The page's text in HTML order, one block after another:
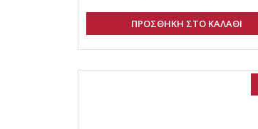
ΠΡΟΣΘΗΚΗ ΣΤΟ ΚΑΛΑΘΙ